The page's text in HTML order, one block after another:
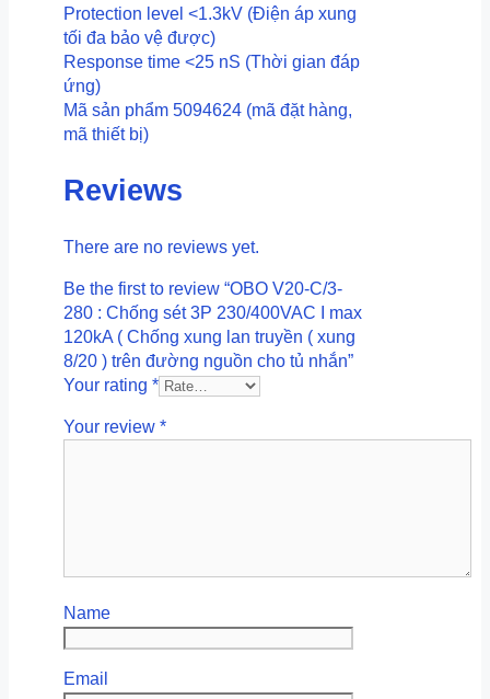
nhắn
quantity
Protection level <1.3kV (Điện áp xung
tối đa bảo vệ được)
Response time <25 nS (Thời gian đáp
ứng)
Mã sản phẩm 5094624 (mã đặt hàng,
mã thiết bị)
Reviews
There are no reviews yet.
Be the first to review “OBO V20-C/3-
280 : Chống sét 3P 230/400VAC I max
120kA ( Chống xung lan truyền ( xung
8/20 ) trên đường nguồn cho tủ nhắn”
Your rating *
Your review *
Name
Email